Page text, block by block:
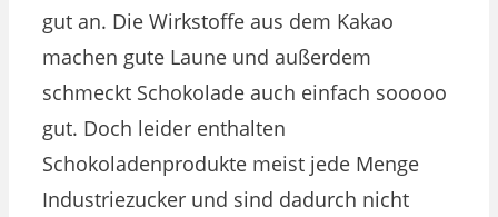
gut an. Die Wirkstoffe aus dem Kakao
machen gute Laune und außerdem
schmeckt Schokolade auch einfach sooooo
gut. Doch leider enthalten
Schokoladenprodukte meist jede Menge
Industriezucker und sind dadurch nicht